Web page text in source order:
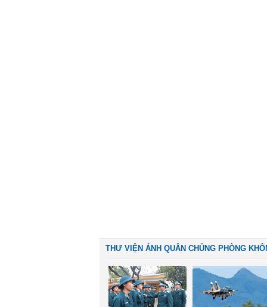
THƯ VIỆN ẢNH QUÂN CHỦNG PHÒNG